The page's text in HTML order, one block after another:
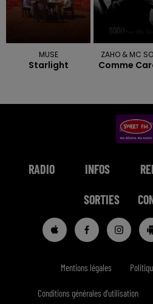
MUSE
Starlight
ZAHO & MC
Comme
RADIO INFOS
SORTIES
Mentions légales
Conditions générales d'utilisation